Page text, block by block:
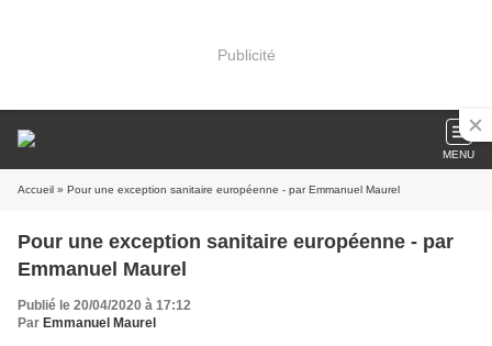
Publicité
MENU
Accueil » Pour une exception sanitaire européenne - par Emmanuel Maurel
Pour une exception sanitaire européenne - par
Emmanuel Maurel
Publié le 20/04/2020 à 17:12
Par Emmanuel Maurel